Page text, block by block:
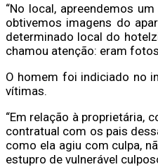
“No local, apreendemos
obtivemos imagens do
determinado local do
chamou atenção: eram
O homem foi indiciado no
vítimas.
“Em relação à proprietária,
contratual com os pais
como ela agiu com culpa,
estupro de vulnerável